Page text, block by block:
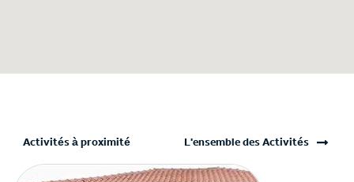
Activités à proximité L'ensemble des Activités